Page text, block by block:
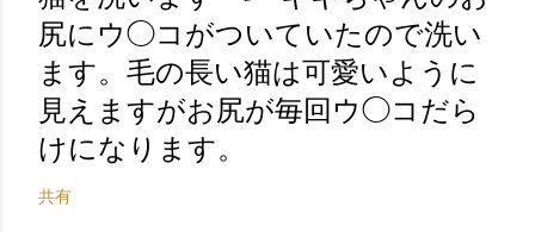
尻にウ◯コがついていたので洗い
ます。毛の長い猫は可愛いように
見えますがお尻が毎回ウ◯コだら
けになります。
共有